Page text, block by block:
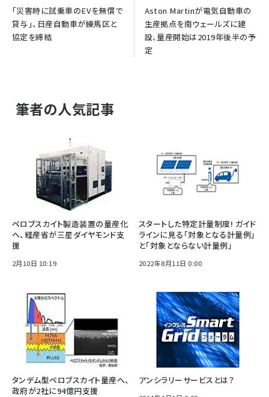
「災害時に試乗車のEVを無償で
貸与」、日産自動車が練馬区と
協定を締結
Aston Martinが電気自動車の
生産拠点を南ウェールズに建
設、量産開始は2019年後半の予
定
筆者の人気記事
ペロブスカイト製造装置の量産化
へ、経産省が三星ダイヤモンド支
援
2月10日 10:19
スタートした特定計量制度! ガイド
ラインに見る「対象となる計量例」
と「対象とならない計量例」
2022年8月11日 0:00
タンデム型ペロブスカイト量産へ、
政府が2社に94億円支援
アンシラリーサービスとは？